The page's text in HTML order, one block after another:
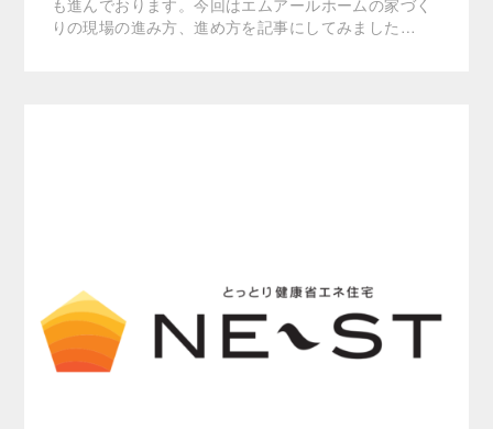
も進んでおります。今回はエムアールホームの家づく
りの現場の進み方、進め方を記事にしてみました…